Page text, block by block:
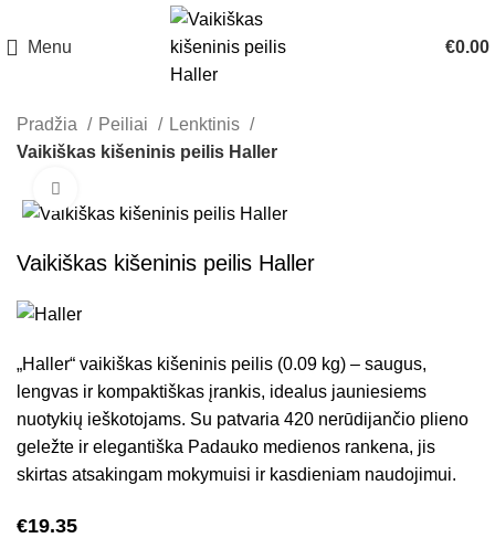
Menu €0.00
Pradžia Peiliai
Lenktinis
Vaikiškas kišeninis peilis Haller
Vaikiškas kišeninis peilis Haller
„Haller“ vaikiškas kišeninis peilis (0.09 kg) – saugus,
lengvas ir kompaktiškas įrankis, idealus jauniesiems
nuotykių ieškotojams. Su patvaria 420 nerūdijančio plieno
geležte ir elegantiška Padauko medienos rankena, jis
skirtas atsakingam mokymuisi ir kasdieniam naudojimui.
€19.35